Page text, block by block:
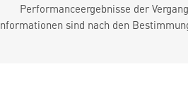
Performanceergebnisse der
sind nach den